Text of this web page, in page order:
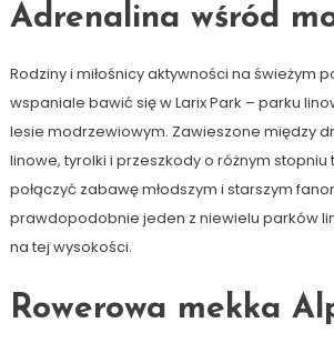
Adrenalina wśród
Rodziny i miłośnicy aktywności na świeżym
wspaniale bawić się w Larix Park – parku
lesie modrzewiowym. Zawieszone między
linowe, tyrolki i przeszkody o różnym
połączyć zabawę młodszym i starszym
prawdopodobnie jeden z niewielu parków
na tej wysokości.
Rowerowa mekka